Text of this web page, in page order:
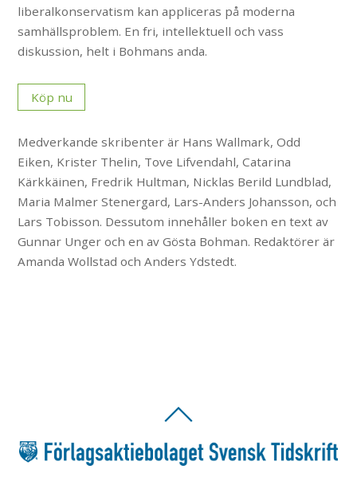
liberalkonservatism kan appliceras på moderna
samhällsproblem. En fri, intellektuell och vass
diskussion, helt i Bohmans anda.
Köp nu
Medverkande skribenter är Hans Wallmark, Odd
Eiken, Krister Thelin, Tove Lifvendahl, Catarina
Kärkkäinen, Fredrik Hultman, Nicklas Berild Lundblad,
Maria Malmer Stenergard, Lars-Anders Johansson, och
Lars Tobisson. Dessutom innehåller boken en text av
Gunnar Unger och en av Gösta Bohman. Redaktörer är
Amanda Wollstad och Anders Ydstedt.